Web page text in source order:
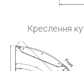
Креслення